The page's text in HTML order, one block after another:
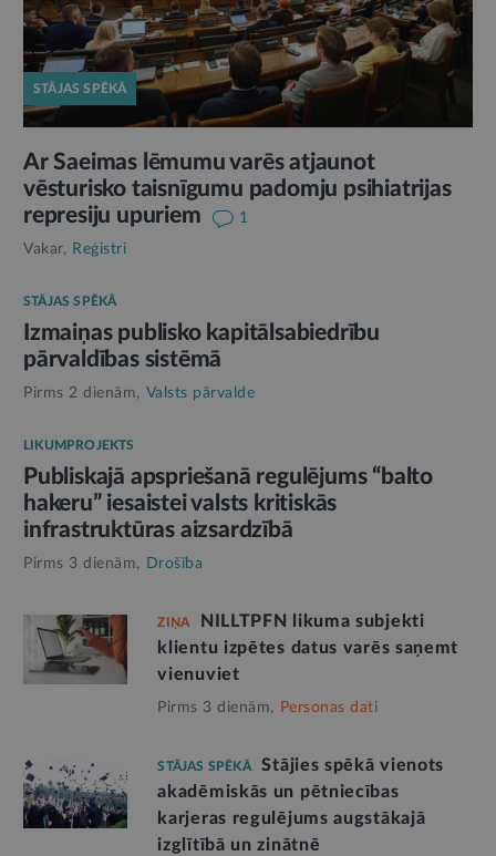
STĀJAS SPĒKĀ
Ar Saeimas lēmumu varēs atjaunot
vēsturisko taisnīgumu padomju psihiatrijas
represiju upuriem
1
Vakar, Reģistri
STĀJAS SPĒKĀ
Izmaiņas publisko kapitālsabiedrību
pārvaldības sistēmā
Pirms 2 dienām, Valsts pārvalde
LIKUMPROJEKTS
Publiskajā apspriešanā regulējums “balto
hakeru” iesaistei valsts kritiskās
infrastruktūras aizsardzībā
Pirms 3 dienām, Drošība
ZIŅA
NILLTPFN likuma subjekti
klientu izpētes datus varēs saņemt
vienuviet
Pirms 3 dienām, Personas dati
STĀJAS SPĒKĀ
Stājies spēkā vienots
akadēmiskās un pētniecības
karjeras regulējums augstākajā
izglītībā un zinātnē